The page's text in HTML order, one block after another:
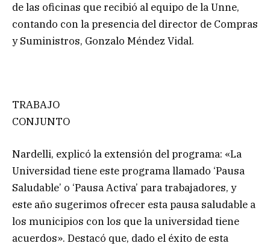
de las oficinas que recibió al equipo de la Unne,
contando con la presencia del director de Compras
y Suministros, Gonzalo Méndez Vidal.
TRABAJO
CONJUNTO
Nardelli, explicó la extensión del programa: «La
Universidad tiene este programa llamado ‘Pausa
Saludable’ o ‘Pausa Activa’ para trabajadores, y
este año sugerimos ofrecer esta pausa saludable a
los municipios con los que la universidad tiene
acuerdos». Destacó que, dado el éxito de esta